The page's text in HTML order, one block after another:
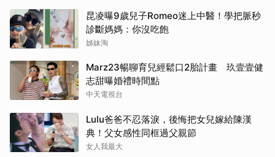
昆凌曝9歲兒子Romeo迷上中醫！學把脈秒
診斷媽媽：你沒吃飽
姊妹淘
Marz23暢聊育兒經鬆口2胎計畫 玖壹壹健
志甜曝婚禮時間點
中天電視台
Lulu爸爸不忍落淚，後悔把女兒嫁給陳漢
典！父女感性同框過父親節
女人我最大